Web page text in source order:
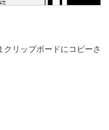
リップボードにコピーさ